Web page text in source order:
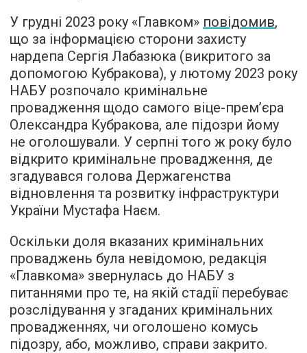
У грудні 2023 року «Главком» повідомив,
що за інформацією сторони захисту
нардепа Сергія Лабазюка (викритого за
допомогою Кубракова), у лютому 2023 року
НАБУ розпочало кримінальне
провадження щодо самого віце-прем’єра
Олександра Кубракова, але підозри йому
не оголошували. У серпні того ж року було
відкрито кримінальне провадження, де
згадувався голова Держагенства
відновлення та розвитку інфраструктури
України Мустафа Наєм.
Оскільки доля вказаних кримінальних
проваджень була невідомою, редакція
«Главкома» звернулась до НАБУ з
питаннями про те, на якій стадії перебуває
розслідування у згаданих кримінальних
провадженнях, чи оголошено комусь
підозру, або, можливо, справи закрито.